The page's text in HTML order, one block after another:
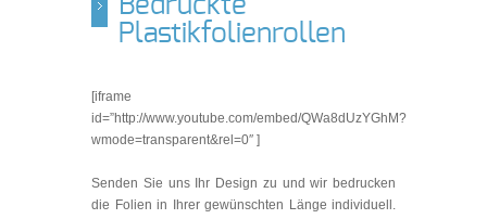
Plastikfolienrollen
[iframe
id=”http://www.youtube.com/embed/QWa8dUzYGhM?
wmode=transparent&rel=0″ ]
Senden Sie uns Ihr Design zu und wir bedrucken
die Folien in Ihrer gewünschten Länge individuell.